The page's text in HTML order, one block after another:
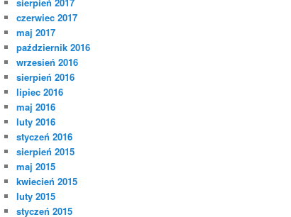
czerwiec 2017
maj 2017
październik 2016
wrzesień 2016
sierpień 2016
lipiec 2016
maj 2016
luty 2016
styczeń 2016
sierpień 2015
maj 2015
kwiecień 2015
luty 2015
styczeń 2015